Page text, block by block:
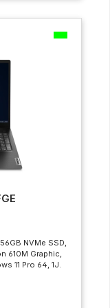
NVMe SSD,
610M Graphic,
11 Pro 64, 1J.